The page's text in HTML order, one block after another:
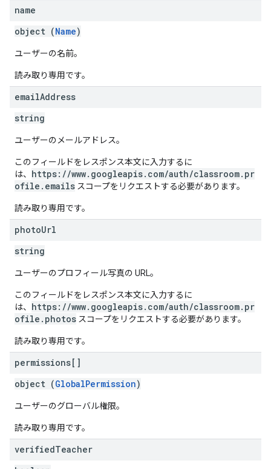
name
object (Name)
ユーザーの名前。
読み取り専用です。
emailAddress
string
ユーザーのメールアドレス。
このフィールドをレスポンス本文に入力するに
は、 https://www.googleapis.com/auth/classroom.pr
ofile.emails スコープをリクエストする必要があります。
読み取り専用です。
photoUrl
string
ユーザーのプロフィール写真の URL。
このフィールドをレスポンス本文に入力するに
は、 https://www.googleapis.com/auth/classroom.pr
ofile.photos スコープをリクエストする必要があります。
読み取り専用です。
permissions[]
object (GlobalPermission)
ユーザーのグローバル権限。
読み取り専用です。
verifiedTeacher